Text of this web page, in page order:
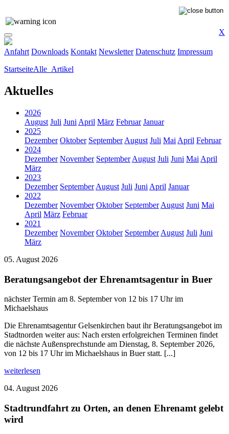
X
Anfahrt Downloads Kontakt Newsletter Datenschutz Impressum
StartseiteAlle_Artikel
Aktuelles
2026
August Juli Juni April März Februar Januar
2025
Dezember Oktober September August Juli Mai April Februar
2024
Dezember November September August Juli Juni Mai April
März
2023
Dezember September August Juli Juni April Januar
2022
Dezember November Oktober September August Juni Mai
April März Februar
2021
Dezember November Oktober September August Juli Juni
März
05. August 2026
Beratungsangebot der Ehrenamtsagentur in Buer
nächster Termin am 8. September von 12 bis 17 Uhr im
Michaelshaus
Die Ehrenamtsagentur Gelsenkirchen baut ihr Beratungsangebot im
Stadtnorden weiter aus: Nach ersten erfolgreichen Terminen findet
die nächste Außensprechstunde am Dienstag, 8. September 2026,
von 12 bis 17 Uhr im Michaelshaus in Buer statt. [...]
weiterlesen
04. August 2026
Stadtrundfahrt zu Orten, an denen Ehrenamt gelebt
wird